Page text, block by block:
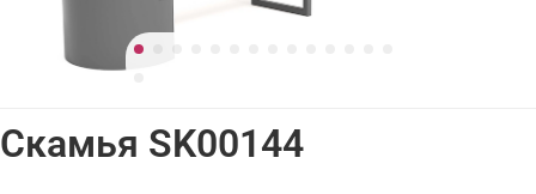
Скамья SK00144